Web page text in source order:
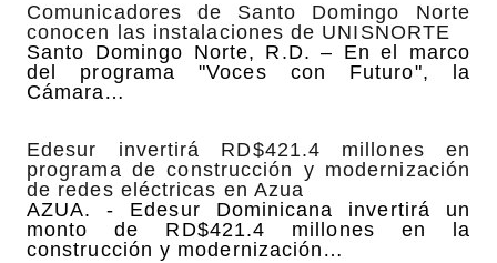
Comunicadores de Santo Domingo Norte
conocen las instalaciones de UNISNORTE
Santo Domingo Norte, R.D. – En el marco
del programa "Voces con Futuro", la
Cámara…
Edesur invertirá RD$421.4 millones en
programa de construcción y modernización
de redes eléctricas en Azua
AZUA. - Edesur Dominicana invertirá un
monto de RD$421.4 millones en la
construcción y modernización…